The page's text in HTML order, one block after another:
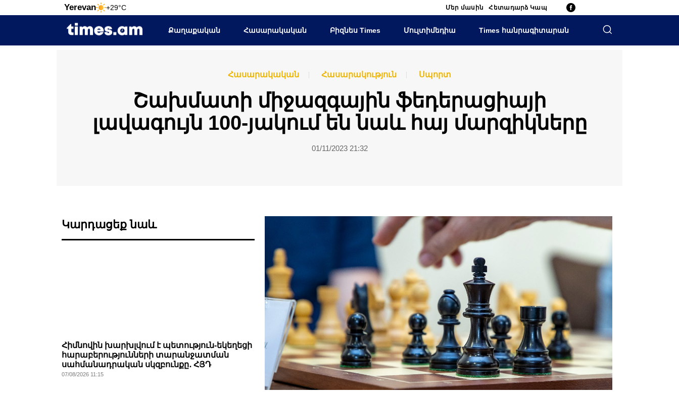
Yerevan +29°C Մեր մասին Հետադարձ Կապ
Քաղաքական Հասարակական Բիզնես Times Մուլտիմեդիա Times հանրագիտարան
Հասարակական Հասարակություն Սպորտ
Շախմատի միջազգային ֆեդերացիայի
լավագույն 100-յակում են նաև հայ մարզիկները
01/11/2023 21:32
Կարդացեք նաև
Հիմնովին խարխլվում է պետություն-եկեղեցի
հարաբերությունների տարանջատման
սահմանադրական սկզբունքը․ ՀՅԴ
07/08/2026 11:15